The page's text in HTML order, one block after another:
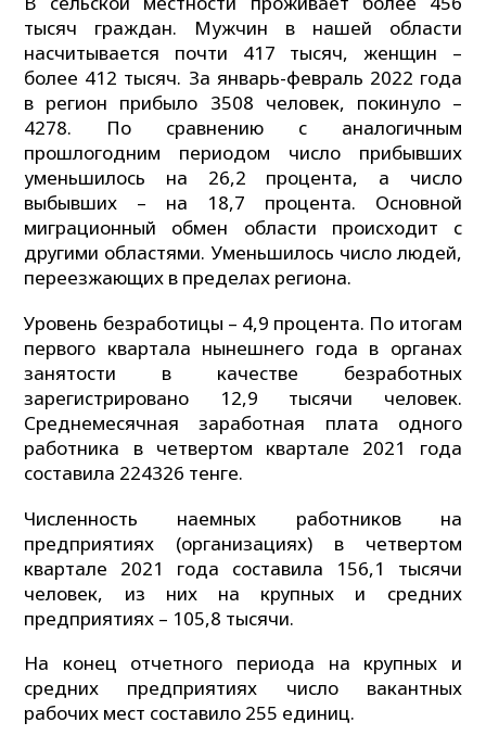
тысяч граждан. Мужчин в нашей области
насчитывается почти 417 тысяч, женщин –
более 412 тысяч. За январь-февраль 2022 года
в регион прибыло 3508 человек, покинуло –
4278. По сравнению с аналогичным
прошлогодним периодом число прибывших
уменьшилось на 26,2 процента, а число
выбывших – на 18,7 процента. Основной
миграционный обмен области происходит с
другими областями. Уменьшилось число людей,
переезжающих в пределах региона.
Уровень безработицы – 4,9 процента. По итогам
первого квартала нынешнего года в органах
занятости в качестве безработных
зарегистрировано 12,9 тысячи человек.
Среднемесячная заработная плата одного
работника в четвертом квартале 2021 года
составила 224326 тенге.
Численность наемных работников на
предприятиях (организациях) в четвертом
квартале 2021 года составила 156,1 тысячи
человек, из них на крупных и средних
предприятиях – 105,8 тысячи.
На конец отчетного периода на крупных и
средних предприятиях число вакантных
рабочих мест составило 255 единиц.